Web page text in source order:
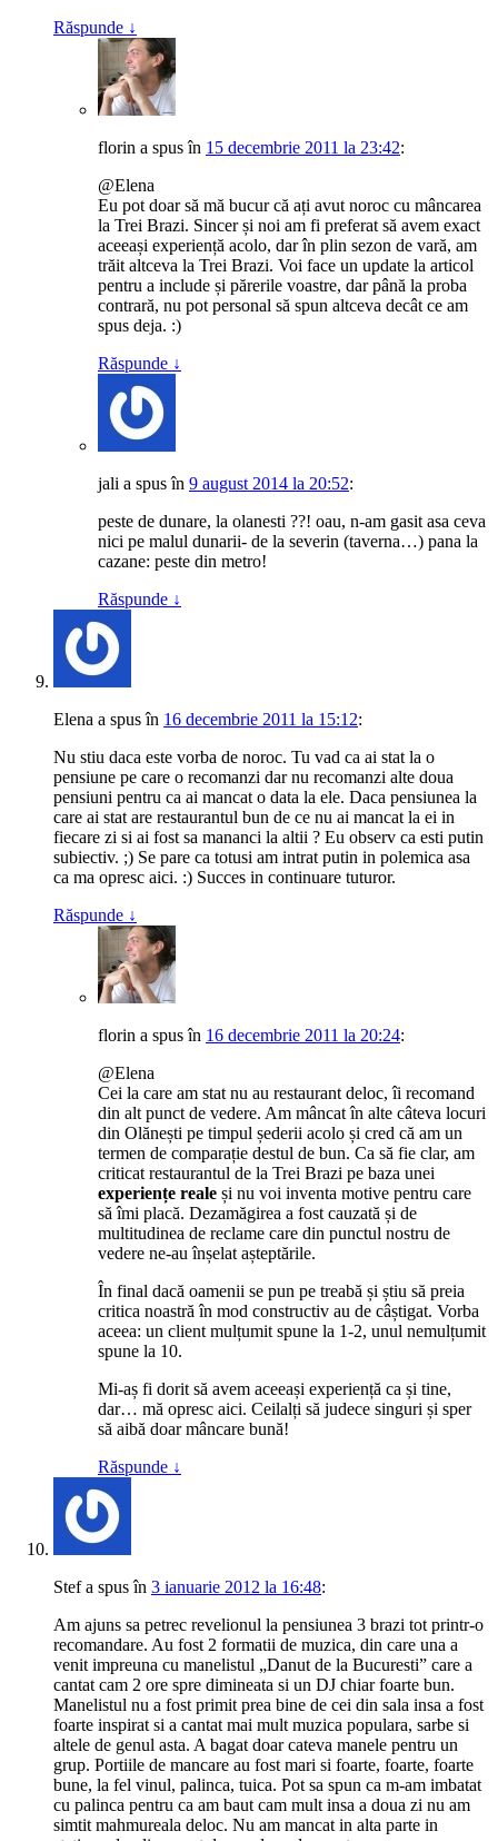
Răspunde ↓
florin a spusîn 15 decembrie 2011 la 23:42:
@Elena
Eu pot doar să mă bucur că ați avut noroc cu mâncarea
la Trei Brazi. Sincer și noi am fi preferat să avem exact
aceeași experiență acolo, dar în plin sezon de vară, am
trăit altceva la Trei Brazi. Voi face un update la articol
pentru a include și părerile voastre, dar până la proba
contrară, nu pot personal să spun altceva decât ce am
spus deja. :)
Răspunde ↓
jali a spusîn 9 august 2014 la 20:52:
peste de dunare, la olanesti ??! oau, n-am gasit asa ceva
nici pe malul dunarii- de la severin (taverna…) pana la
cazane: peste din metro!
Răspunde ↓
Elena a spusîn 16 decembrie 2011 la 15:12:
Nu stiu daca este vorba de noroc. Tu vad ca ai stat la o
pensiune pe care o recomanzi dar nu recomanzi alte doua
pensiuni pentru ca ai mancat o data la ele. Daca pensiunea la
care ai stat are restaurantul bun de ce nu ai mancat la ei in
fiecare zi si ai fost sa mananci la altii ? Eu observ ca esti putin
subiectiv. ;) Se pare ca totusi am intrat putin in polemica asa
ca ma opresc aici. :) Succes in continuare tuturor.
Răspunde ↓
florin a spusîn 16 decembrie 2011 la 20:24:
@Elena
Cei la care am stat nu au restaurant deloc, îi recomand
din alt punct de vedere. Am mâncat în alte câteva locuri
din Olănești pe timpul șederii acolo și cred că am un
termen de comparație destul de bun. Ca să fie clar, am
criticat restaurantul de la Trei Brazi pe baza unei
experiențe reale și nu voi inventa motive pentru care
să îmi placă. Dezamăgirea a fost cauzată și de
multitudinea de reclame care din punctul nostru de
vedere ne-au înșelat așteptările.
În final dacă oamenii se pun pe treabă și știu să preia
critica noastră în mod constructiv au de câștigat. Vorba
aceea: un client mulțumit spune la 1-2, unul nemulțumit
spune la 10.
Mi-aș fi dorit să avem aceeași experiență ca și tine,
dar… mă opresc aici. Ceilalți să judece singuri și sper
să aibă doar mâncare bună!
Răspunde ↓
Stef a spusîn 3 ianuarie 2012 la 16:48:
Am ajuns sa petrec revelionul la pensiunea 3 brazi tot printr-o
recomandare. Au fost 2 formatii de muzica, din care una a
venit impreuna cu manelistul „Danut de la Bucuresti” care a
cantat cam 2 ore spre dimineata si un DJ chiar foarte bun.
Manelistul nu a fost primit prea bine de cei din sala insa a fost
foarte inspirat si a cantat mai mult muzica populara, sarbe si
altele de genul asta. A bagat doar cateva manele pentru un
grup. Portiile de mancare au fost mari si foarte, foarte, foarte
bune, la fel vinul, palinca, tuica. Pot sa spun ca m-am imbatat
cu palinca pentru ca am baut cam mult insa a doua zi nu am
simtit mahmureala deloc. Nu am mancat in alta parte in